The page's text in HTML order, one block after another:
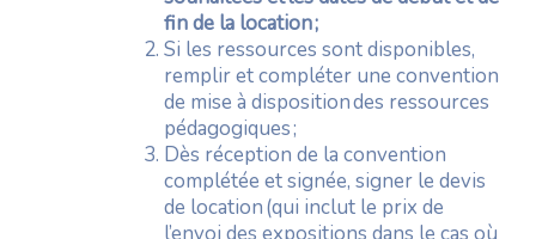
fin de la location ;
Si les ressources sont disponibles,
remplir et compléter une convention
de mise à disposition des ressources
pédagogiques ;
Dès réception de la convention
complétée et signée, signer le devis
de location (qui inclut le prix de
l’envoi des expositions dans le cas où